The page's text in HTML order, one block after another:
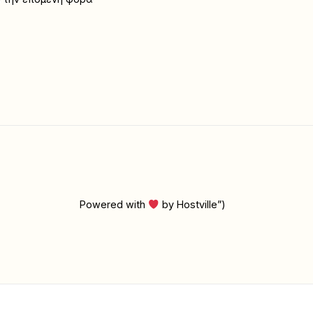
Powered with by Hostville”)